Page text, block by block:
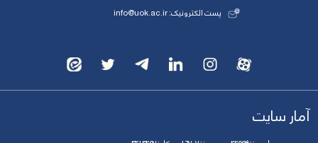
پست الکترونیک: info@uok.ac.ir
آمار سایت